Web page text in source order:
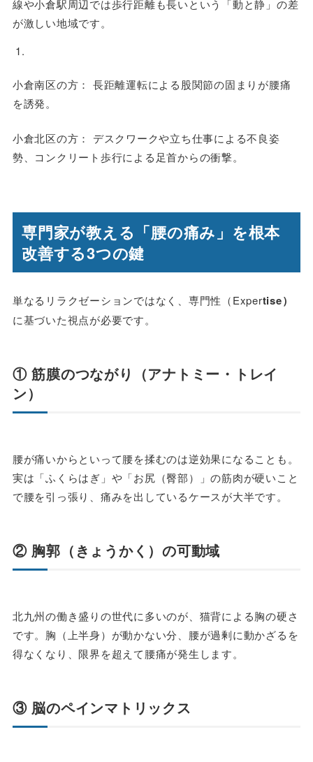
線や小倉駅周辺では歩行距離も長いという「動と静」の差
が激しい地域です。
小倉南区の方： 長距離運転による股関節の固まりが腰痛
を誘発。
小倉北区の方： デスクワークや立ち仕事による不良姿
勢、コンクリート歩行による足首からの衝撃。
専門家が教える「腰の痛み」を根本
改善する3つの鍵
単なるリラクゼーションではなく、専門性（Expertise）
に基づいた視点が必要です。
① 筋膜のつながり（アナトミー・トレイ
ン）
腰が痛いからといって腰を揉むのは逆効果になることも。
実は「ふくらはぎ」や「お尻（臀部）」の筋肉が硬いこと
で腰を引っ張り、痛みを出しているケースが大半です。
② 胸郭（きょうかく）の可動域
北九州の働き盛りの世代に多いのが、猫背による胸の硬さ
です。胸（上半身）が動かない分、腰が過剰に動かざるを
得なくなり、限界を超えて腰痛が発生します。
③ 脳のペインマトリックス